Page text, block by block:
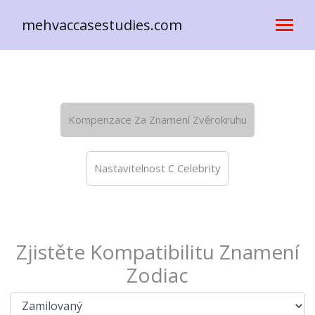
mehvaccasestudies.com
Kompenzace Za Znamení Zvěrokruhu
Nastavitelnost C Celebrity
Zjistěte Kompatibilitu Znamení
Zodiac